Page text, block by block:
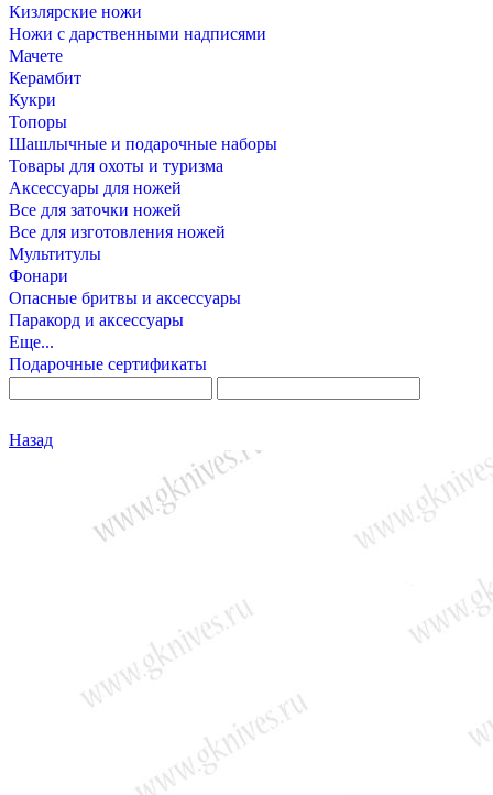
Кизлярские ножи
Ножи с дарственными надписями
Мачете
Керамбит
Кукри
Топоры
Шашлычные и подарочные наборы
Товары для охоты и туризма
Аксессуары для ножей
Все для заточки ножей
Все для изготовления ножей
Мультитулы
Фонари
Опасные бритвы и аксессуары
Паракорд и аксессуары
Еще...
Подарочные сертификаты
Назад